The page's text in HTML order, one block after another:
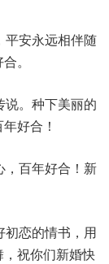
平安永远相伴随
。
说。种下美丽的
好合！
，百年好合！新
恋的情书，用
祝你们新婚快